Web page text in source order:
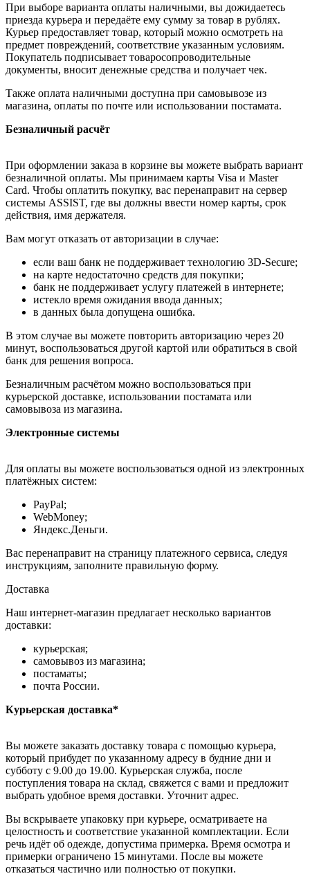
При выборе варианта оплаты наличными, вы дожидаетесь
приезда курьера и передаёте ему сумму за товар в рублях.
Курьер предоставляет товар, который можно осмотреть на
предмет повреждений, соответствие указанным условиям.
Покупатель подписывает товаросопроводительные
документы, вносит денежные средства и получает чек.
Также оплата наличными доступна при самовывозе из
магазина, оплаты по почте или использовании постамата.
Безналичный расчёт
При оформлении заказа в корзине вы можете выбрать вариант
безналичной оплаты. Мы принимаем карты Visa и Master
Card. Чтобы оплатить покупку, вас перенаправит на сервер
системы ASSIST, где вы должны ввести номер карты, срок
действия, имя держателя.
Вам могут отказать от авторизации в случае:
если ваш банк не поддерживает технологию 3D-Secure;
на карте недостаточно средств для покупки;
банк не поддерживает услугу платежей в интернете;
истекло время ожидания ввода данных;
в данных была допущена ошибка.
В этом случае вы можете повторить авторизацию через 20
минут, воспользоваться другой картой или обратиться в свой
банк для решения вопроса.
Безналичным расчётом можно воспользоваться при
курьерской доставке, использовании постамата или
самовывоза из магазина.
Электронные системы
Для оплаты вы можете воспользоваться одной из электронных
платёжных систем:
PayPal;
WebMoney;
Яндекс.Деньги.
Вас перенаправит на страницу платежного сервиса, следуя
инструкциям, заполните правильную форму.
Доставка
Наш интернет-магазин предлагает несколько вариантов
доставки:
курьерская;
самовывоз из магазина;
постаматы;
почта России.
Курьерская доставка*
Вы можете заказать доставку товара с помощью курьера,
который прибудет по указанному адресу в будние дни и
субботу с 9.00 до 19.00. Курьерская служба, после
поступления товара на склад, свяжется с вами и предложит
выбрать удобное время доставки. Уточнит адрес.
Вы вскрываете упаковку при курьере, осматриваете на
целостность и соответствие указанной комплектации. Если
речь идёт об одежде, допустима примерка. Время осмотра и
примерки ограничено 15 минутами. После вы можете
отказаться частично или полностью от покупки.